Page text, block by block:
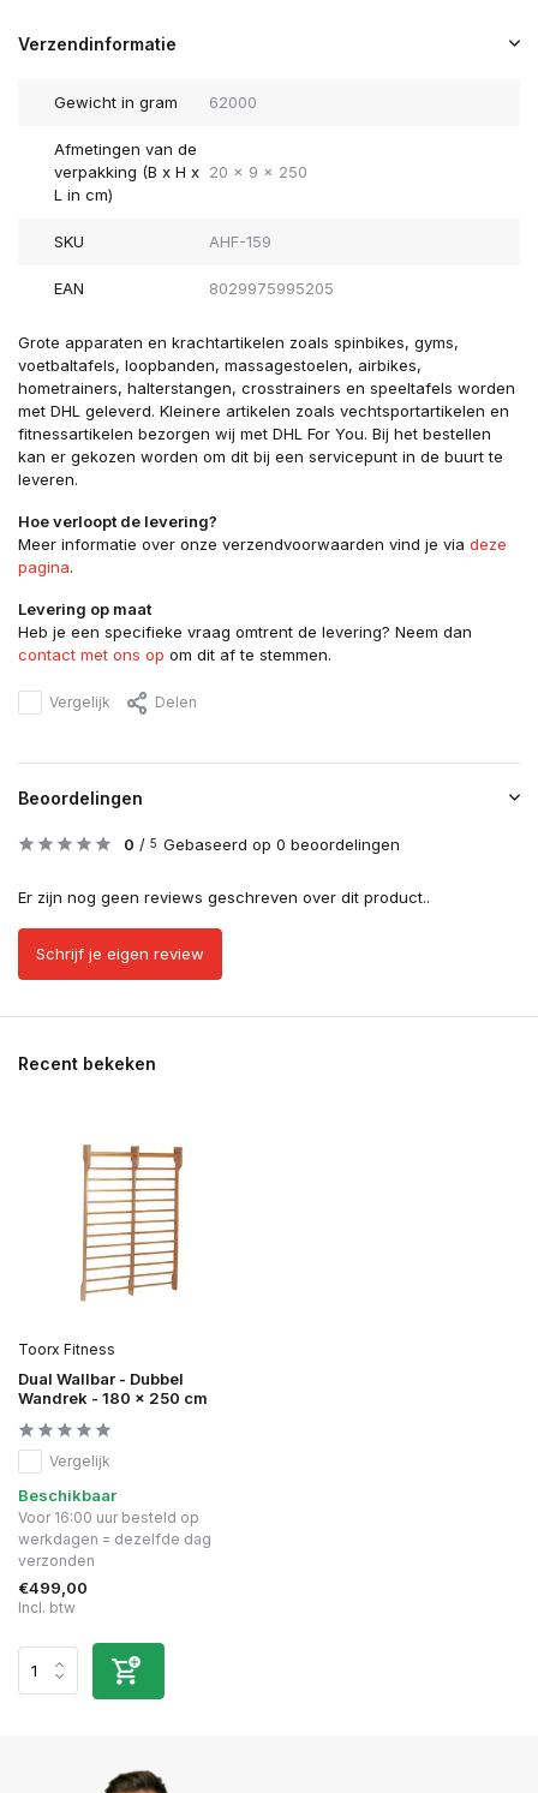
Verzendinformatie
Gewicht in gram 62000
Afmetingen van de
verpakking (B x H x
L in cm)
20 x 9 x 250
SKU AHF-159
EAN 8029975995205
Grote apparaten en krachtartikelen zoals spinbikes, gyms,
voetbaltafels, loopbanden, massagestoelen, airbikes,
hometrainers, halterstangen, crosstrainers en speeltafels worden
met DHL geleverd. Kleinere artikelen zoals vechtsportartikelen en
fitnessartikelen bezorgen wij met DHL For You. Bij het bestellen
kan er gekozen worden om dit bij een servicepunt in de buurt te
leveren.
Hoe verloopt de levering?
Meer informatie over onze verzendvoorwaarden vind je via deze
pagina.
Levering op maat
Heb je een specifieke vraag omtrent de levering? Neem dan
contact met ons op om dit af te stemmen.
Vergelijk Delen
Beoordelingen
0 / 5 Gebaseerd op 0 beoordelingen
Er zijn nog geen reviews geschreven over dit product..
Schrijf je eigen review
Recent bekeken
Toorx Fitness
Dual Wallbar - Dubbel
Wandrek - 180 x 250 cm
Vergelijk
Beschikbaar
Voor 16:00 uur besteld op
werkdagen = dezelfde dag
verzonden
€499,00
Incl. btw